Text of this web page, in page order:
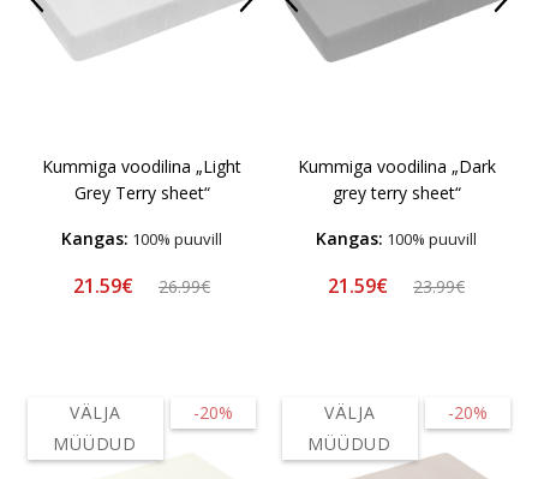
Kummiga voodilina „Light
Grey Terry sheet“
Kangas: 100% puuvill
21.59€ 26.99€
Kummiga voodilina „Dark
grey terry sheet“
Kangas: 100% puuvill
21.59€ 23.99€
-20%
VÄLJA
MÜÜDUD
-20%
VÄLJA
MÜÜDUD